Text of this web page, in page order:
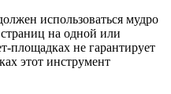
использоваться мудро
на одной или
площадках не гарантирует
этот инструмент